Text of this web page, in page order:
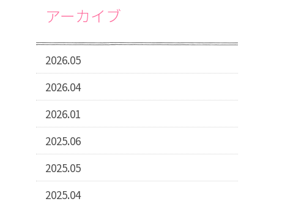
アーカイブ
2026.05
2026.04
2026.01
2025.06
2025.05
2025.04